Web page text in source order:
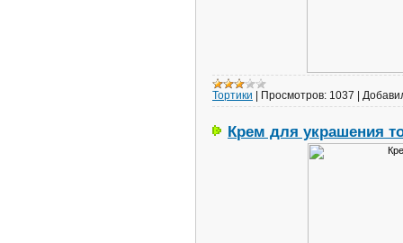
Тортики | Просмотров: 1037 |
Крем для украшения